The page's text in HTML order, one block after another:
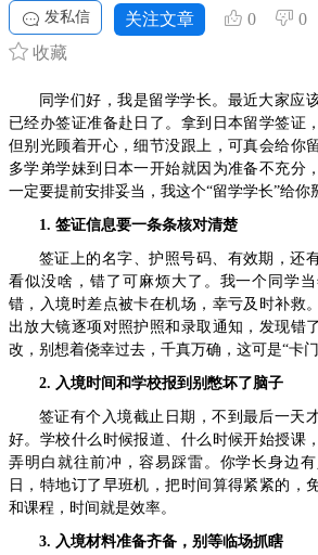
发私信 关注文章 0 0
收藏
同学们好，我是留学学长。最近大家应
已经办签证准备赴日了。拿到日本留学签证
但别光顾着开心，细节没跟上，可真会给你
多学弟学妹到日本一开始就因为准备不充分
一定要提前安排妥当，我这个“留学学长”给你
1. 签证信息要一条条核对清楚
签证上的名字、护照号码、有效期，还
看似没啥，错了可麻烦大了。我一个同学
错，入境时差点被卡在机场，幸亏及时补救
出放大镜逐项对照护照和录取通知，发现错
改，别想着侥幸过去，千真万确，这可是“卡门
2. 入境时间和学校报到别憋坏了脑子
签证有个入境截止日期，不到最后一天
好。学校什么时候报道、什么时候开始授课
弄明白就往前冲，容易踩雷。你学长身边
日，特地订了早班机，把时间算得紧紧的，
和课程，时间就是效率。
3. 入境材料准备齐备，别等临场抓瞎